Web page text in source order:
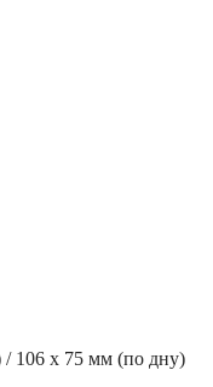
106 х 75 мм (по дну)